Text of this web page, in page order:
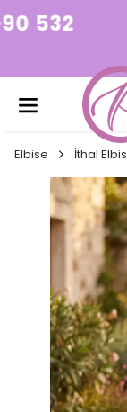
Elbise İthal